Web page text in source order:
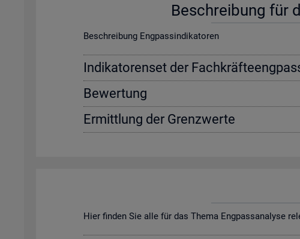
Be­schrei­bung für
Be­schrei­bung Eng­pas­sin­di­ka­to­ren
In­di­ka­to­ren­set der
Be­wer­tung
Er­mitt­lung der Grenz­wer­te
Hier fin­den Sie alle für das Thema Eng­pass­ana­ly­se